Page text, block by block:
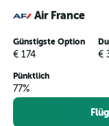
Air France
Günstigste Option
€ 174 €
Pünktlich
77%